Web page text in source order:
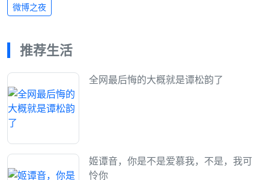
微博之夜
推荐生活
全网最后悔的大概就是谭松韵了
姬谭音，你是不是爱慕我，不是，我可
怜你